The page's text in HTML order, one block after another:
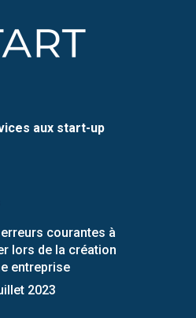
aux start-up
courantes à
lors de la création
entreprise
2023